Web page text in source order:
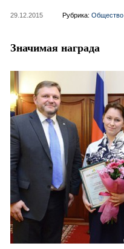
29.12.2015 Рубрика: Общество
Значимая награда